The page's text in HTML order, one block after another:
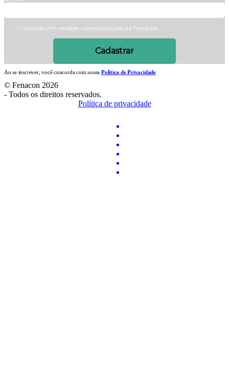
Concordo em receber comunicações da Fenacon.
Cadastrar
Ao se inscrever, você concorda com nossa Política de Privacidade
© Fenacon 2026
- Todos os direitos reservados.
Política de privacidade